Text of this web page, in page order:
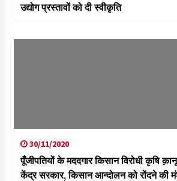
उद्योग प्रस्तावों को दी स्वीकृति
30/11/2020
पूँजीपतियों के मददगार किसान विरोधी कृषि
केंद्र सरकार, किसान आन्दोलन को रोंदने की